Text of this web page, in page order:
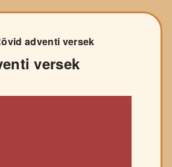
adventi versek
versek